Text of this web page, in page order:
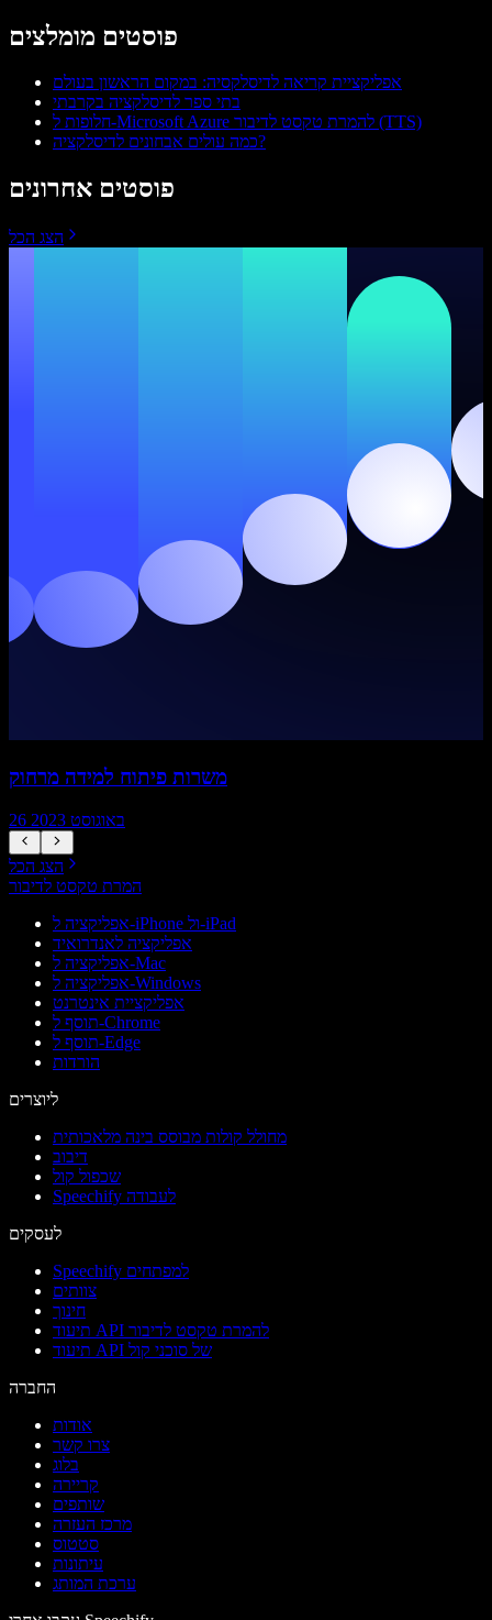
פוסטים מומלצים
אפליקציית קריאה לדיסלקסיה: במקום הראשון בעולם
בתי ספר לדיסלקציה בקרבתי
חלופות ל-Microsoft Azure להמרת טקסט לדיבור (TTS)
כמה עולים אבחונים לדיסלקציה?
פוסטים אחרונים
הצג הכל
משרות פיתוח למידה מרחוק
26 באוגוסט 2023
הצג הכל
המרת טקסט לדיבור
אפליקציה ל-iPhone ול-iPad
אפליקציה לאנדרואיד
אפליקציה ל-Mac
אפליקציה ל-Windows
אפליקציית אינטרנט
תוסף ל-Chrome
תוסף ל-Edge
הורדות
ליוצרים
מחולל קולות מבוסס בינה מלאכותית
דיבוב
שכפול קול
Speechify לעבודה
לעסקים
Speechify למפתחים
צוותים
חינוך
תיעוד API להמרת טקסט לדיבור
תיעוד API של סוכני קול
החברה
אודות
צרו קשר
בלוג
קריירה
שותפים
מרכז העזרה
סטטוס
עיתונות
ערכת המותג